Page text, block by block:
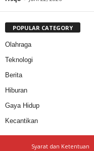
POPULAR CATEGORY
Olahraga
Teknologi
Berita
Hiburan
Gaya Hidup
Kecantikan
Syarat dan Ketentuan